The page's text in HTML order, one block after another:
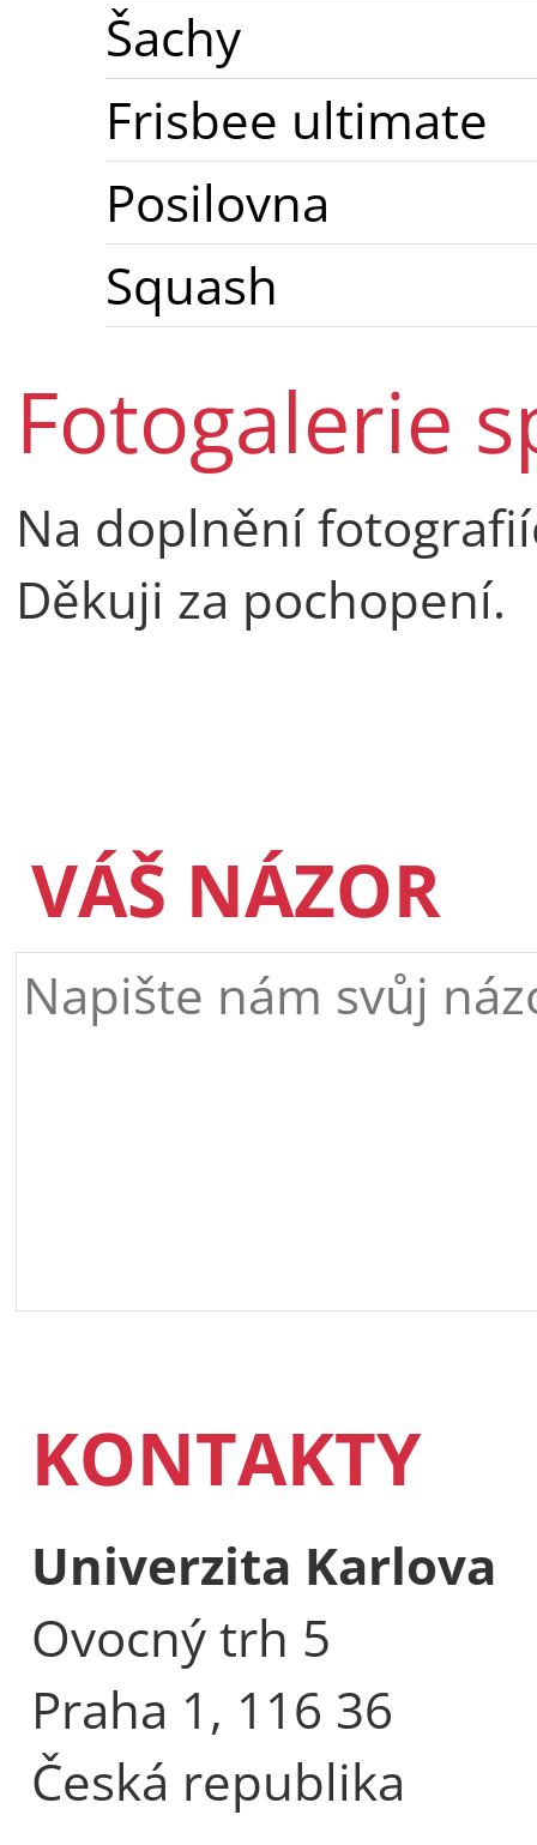
Šachy
Frisbee ultimate
Posilovna
Squash
Fotogalerie
Na doplnění
Děkuji za pochopení.
VÁŠ NÁZOR
KONTAKTY
Univerzita Karlova
Ovocný trh 5
Praha 1, 116 36
Česká republika